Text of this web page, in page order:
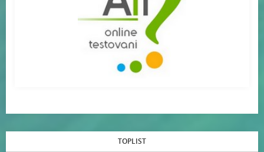
TOPLIST